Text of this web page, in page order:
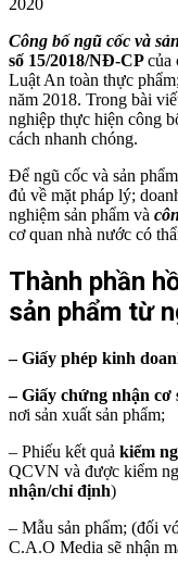
Công bố ngũ cốc và
số 15/2018/NĐ-CPcủa
Luật An toàn thực
năm 2018. Trong bài
nghiệp thực hiện công
cách nhanh chóng.
Để ngũ cốc và sản
đủ về mặt pháp lý;
nghiệm sản phẩm và
cơ quan nhà nước có
Thành phần
sản phẩm từ
– Giấy phép kinh
– Giấy chứng nhận
nơi sản xuất sản phẩm;
– Phiếu kết quả kiểm
QCVN và được kiểm
nhận/chỉ định)
– Mẫu sản phẩm; (đối
C.A.O Media sẽ nhận